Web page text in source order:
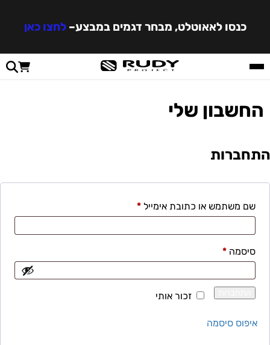
כנסו לאאוטלט, מבחר דגמים במבצע–לחצו כאן
החשבון שלי
התחברות
שם משתמש או כתובת אימייל *
סיסמה *
זכור אותי
איפוס סיסמה